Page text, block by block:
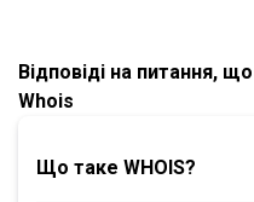
Відповіді на питання,
Whois
Що таке WHOIS?